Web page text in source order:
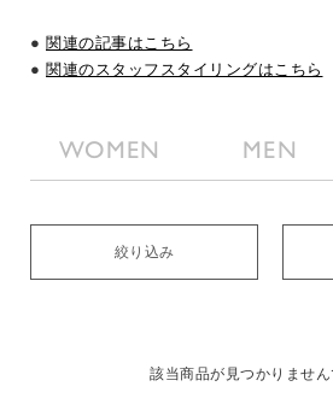
● 関連の記事はこちら
● 関連のスタッフスタイリングはこちら
WOMEN MEN
絞り込み
該当商品が見つかりません